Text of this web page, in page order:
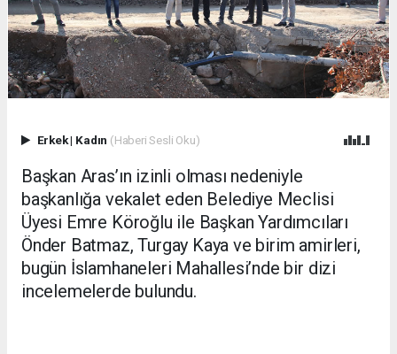
Erkek| Kadın (Haberi Sesli Oku)
Başkan Aras’ın izinli olması nedeniyle
başkanlığa vekalet eden Belediye Meclisi
Üyesi Emre Köroğlu ile Başkan Yardımcıları
Önder Batmaz, Turgay Kaya ve birim amirleri,
bugün İslamhaneleri Mahallesi’nde bir dizi
incelemelerde bulundu.